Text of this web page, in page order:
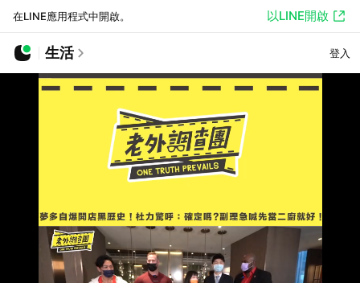
在LINE應用程式中開啟。 以LINE開啟
生活 登入